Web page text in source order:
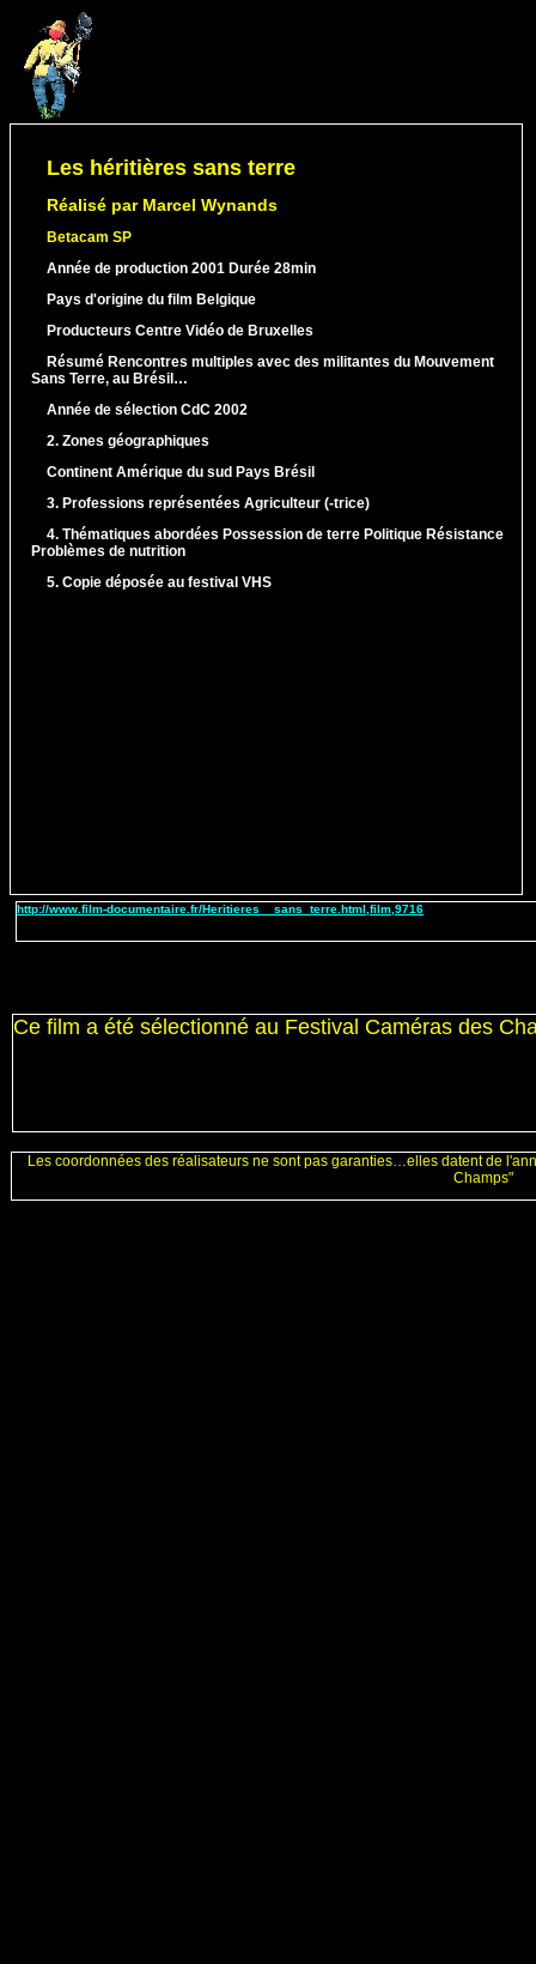
Les coordonnées des réalisateurs ne sont pas garanties…elles datent de
Champs"
Les héritières sans terre
Réalisé par Marcel Wynands
Betacam SP
Année de production 2001 Durée 28min
Pays d'origine du film Belgique
Producteurs Centre Vidéo de Bruxelles
Résumé Rencontres multiples avec des militantes du Mouvement
Sans Terre, au Brésil…
Année de sélection CdC 2002
2. Zones géographiques
Continent Amérique du sud Pays Brésil
3. Professions représentées Agriculteur (-trice)
4. Thématiques abordées Possession de terre Politique Résistance
Problèmes de nutrition
5. Copie déposée au festival VHS
http://www.film-documentaire.fr/Heritieres__sans_terre.html,film,9716
Ce film a été sélectionné au Festival Caméras des